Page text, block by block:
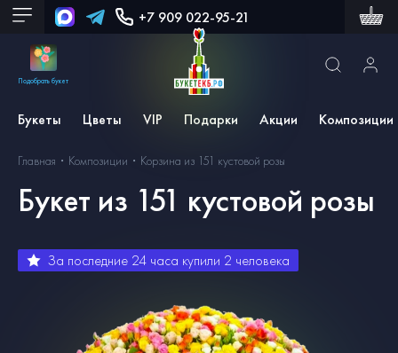
+7 909 022-95-21
Подобрать букет
Букеты Цветы VIP Подарки Акции Композиции
Главная Композиции Корзина из 151 кустовой розы
Букет из 151 кустовой розы
За последние 24 часа купили 2 человека